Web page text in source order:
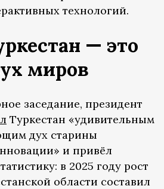
технологий.
— это
миров
заседание, президент
Туркестан «удивительным
дух старины
и привёл
в 2025 году рост
области составил